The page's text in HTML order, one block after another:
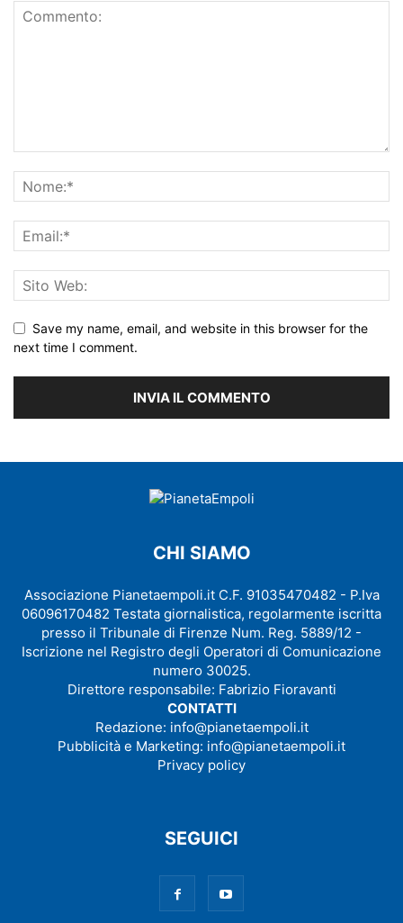
Save my name, email, and website in this browser for the
next time I comment.
CHI SIAMO
Associazione Pianetaempoli.it C.F. 91035470482 - P.Iva
06096170482 Testata giornalistica, regolarmente iscritta
presso il Tribunale di Firenze Num. Reg. 5889/12 -
Iscrizione nel Registro degli Operatori di Comunicazione
numero 30025.
Direttore responsabile: Fabrizio Fioravanti
CONTATTI
Redazione: info@pianetaempoli.it
Pubblicità e Marketing: info@pianetaempoli.it
Privacy policy
SEGUICI